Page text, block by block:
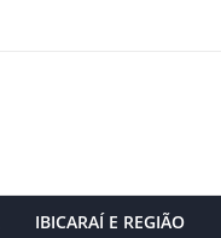
IBICARAÍ E REGIÃO